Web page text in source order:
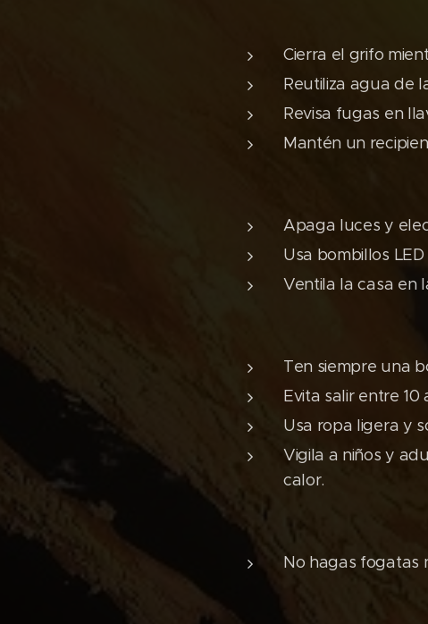
Cierra el grifo
Reutiliza agua de
Revisa fugas en
Mantén un
Apaga luces y
Usa bombillos
Ventila la casa en
Ten siempre una
Evita salir entre 10
Usa ropa ligera y
Vigila a niños y
calor.
No hagas fogatas